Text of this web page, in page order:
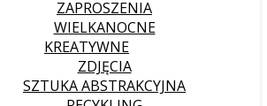
ZAPROSZENIA
WIELKANOCNE
KREATYWNE
ZDJĘCIA
SZTUKA ABSTRAKCYJNA